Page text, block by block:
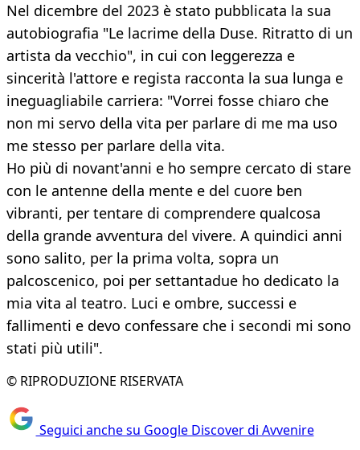
Nel dicembre del 2023 è stato pubblicata la sua
autobiografia "Le lacrime della Duse. Ritratto di un
artista da vecchio", in cui con leggerezza e
sincerità l'attore e regista racconta la sua lunga e
ineguagliabile carriera: "Vorrei fosse chiaro che
non mi servo della vita per parlare di me ma uso
me stesso per parlare della vita.
Ho più di novant'anni e ho sempre cercato di stare
con le antenne della mente e del cuore ben
vibranti, per tentare di comprendere qualcosa
della grande avventura del vivere. A quindici anni
sono salito, per la prima volta, sopra un
palcoscenico, poi per settantadue ho dedicato la
mia vita al teatro. Luci e ombre, successi e
fallimenti e devo confessare che i secondi mi sono
stati più utili".
© RIPRODUZIONE RISERVATA
Seguici anche su Google Discover di Avvenire